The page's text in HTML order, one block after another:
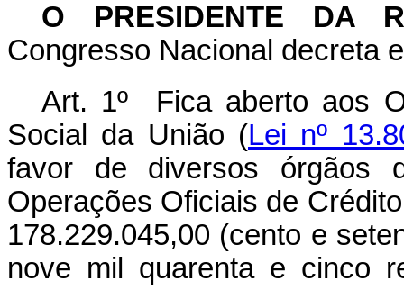
O PRESIDENTE DA
Congresso Nacional decreta
Art. 1º Fica aberto aos
Social da União (Lei nº
favor de diversos órgãos
Operações Oficiais de
178.229.045,00 (cento e
nove mil quarenta e cinco